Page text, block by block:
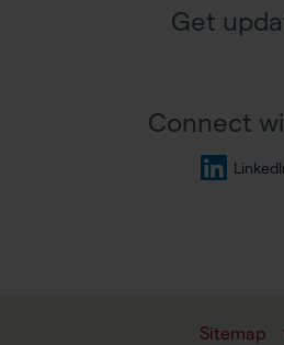
Get
Connect
Sitemap